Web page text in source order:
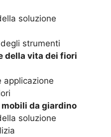
soluzione
strumenti
della vita dei fiori
applicazione
mobili da giardino
soluzione